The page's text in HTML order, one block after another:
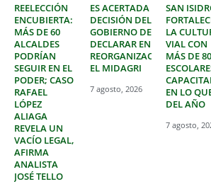
REELECCIÓN
ENCUBIERTA:
MÁS DE 60
ALCALDES
PODRÍAN
SEGUIR EN EL
PODER; CASO
RAFAEL
LÓPEZ
ALIAGA
REVELA UN
VACÍO LEGAL,
AFIRMA
ANALISTA
JOSÉ TELLO
ES ACERTADA
DECISIÓN DEL
GOBIERNO DE
DECLARAR EN
REORGANIZACIÓN
EL MIDAGRI
7 agosto, 2026
SAN
LA
VIAL CON
MÁS DE
EN LO
DEL AÑO
7 agosto,